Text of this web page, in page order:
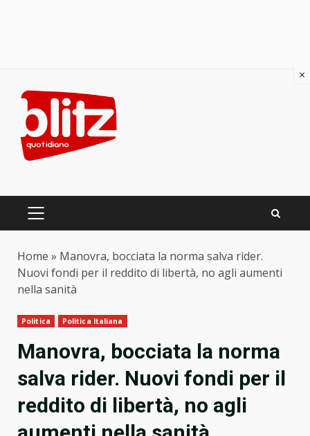
content
PRIMARY
Home » Manovra, bocciata la norma salva rider.
Nuovi fondi per il reddito di libertà, no agli aumenti
nella sanità
Politica Politica Italiana
Manovra, bocciata la norma
salva rider. Nuovi fondi per il
reddito di libertà, no agli
×